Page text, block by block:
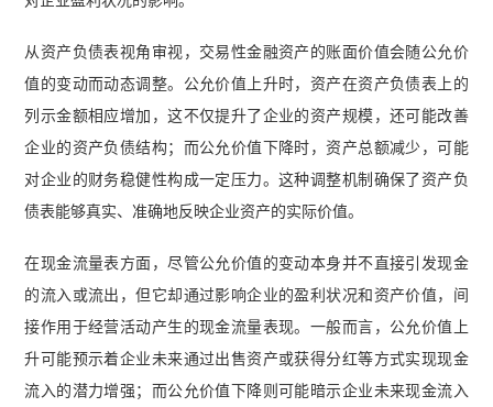
从资产负债表视角审视，交易性金融资产的账面价值会随公允价
值的变动而动态调整。公允价值上升时，资产在资产负债表上的
列示金额相应增加，这不仅提升了企业的资产规模，还可能改善
企业的资产负债结构；而公允价值下降时，资产总额减少，可能
对企业的财务稳健性构成一定压力。这种调整机制确保了资产负
债表能够真实、准确地反映企业资产的实际价值。
在现金流量表方面，尽管公允价值的变动本身并不直接引发现金
的流入或流出，但它却通过影响企业的盈利状况和资产价值，间
接作用于经营活动产生的现金流量表现。一般而言，公允价值上
升可能预示着企业未来通过出售资产或获得分红等方式实现现金
流入的潜力增强；而公允价值下降则可能暗示企业未来现金流入